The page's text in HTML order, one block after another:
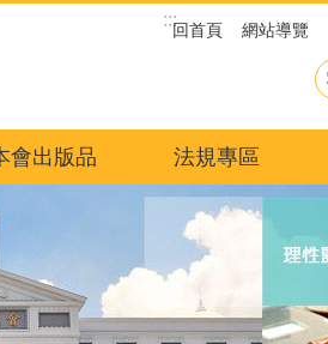
:::回首頁 網站導覽
會出版品 法規專區